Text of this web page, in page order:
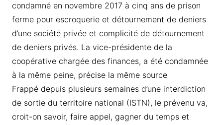
condamné en novembre 2017 à cinq ans de prison
ferme pour escroquerie et détournement de deniers
d’une société privée et complicité de détournement
de deniers privés. La vice-présidente de la
coopérative chargée des finances, a été condamnée
à la même peine, précise la même source
Frappé depuis plusieurs semaines d’une interdiction
de sortie du territoire national (ISTN), le prévenu va,
croit-on savoir, faire appel, gagner du temps et